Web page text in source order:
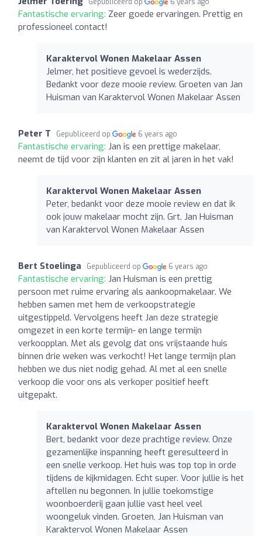
Fantastische ervaring: Zeer goede ervaringen. Prettig en
professioneel contact!
Karaktervol Wonen Makelaar Assen
Jelmer, het positieve gevoel is wederzijds.
Bedankt voor deze mooie review. Groeten van Jan
Huisman van Karaktervol Wonen Makelaar Assen
Peter T Gepubliceerd op 6 years ago
Fantastische ervaring: Jan is een prettige makelaar,
neemt de tijd voor zijn klanten en zit al jaren in het vak!
Karaktervol Wonen Makelaar Assen
Peter, bedankt voor deze mooie review en dat ik
ook jouw makelaar mocht zijn. Grt. Jan Huisman
van Karaktervol Wonen Makelaar Assen
Bert Stoelinga Gepubliceerd op 6 years ago
Fantastische ervaring: Jan Huisman is een prettig
persoon met ruime ervaring als aankoopmakelaar. We
hebben samen met hem de verkoopstrategie
uitgestippeld. Vervolgens heeft Jan deze strategie
omgezet in een korte termijn- en lange termijn
verkoopplan. Met als gevolg dat ons vrijstaande huis
binnen drie weken was verkocht! Het lange termijn plan
hebben we dus niet nodig gehad. Al met al een snelle
verkoop die voor ons als verkoper positief heeft
uitgepakt.
Karaktervol Wonen Makelaar Assen
Bert, bedankt voor deze prachtige review. Onze
gezamenlijke inspanning heeft geresulteerd in
een snelle verkoop. Het huis was top top in orde
tijdens de kijkmidagen. Echt super. Voor jullie is het
aftellen nu begonnen. In jullie toekomstige
woonboerderij gaan jullie vast heel veel
woongeluk vinden. Groeten, Jan Huisman van
Karaktervol Wonen Makelaar Assen